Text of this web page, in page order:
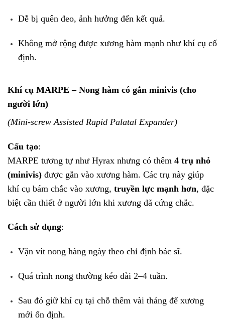
Dễ bị quên đeo, ảnh hưởng đến kết quả.
Không mở rộng được xương hàm mạnh như khí cụ cố
định.
Khí cụ MARPE – Nong hàm có gắn minivis (cho
người lớn)
(Mini-screw Assisted Rapid Palatal Expander)
Cấu tạo:
MARPE tương tự như Hyrax nhưng có thêm 4 trụ nhỏ
(minivis) được gắn vào xương hàm. Các trụ này giúp
khí cụ bám chắc vào xương, truyền lực mạnh hơn, đặc
biệt cần thiết ở người lớn khi xương đã cứng chắc.
Cách sử dụng:
Vặn vít nong hàng ngày theo chỉ định bác sĩ.
Quá trình nong thường kéo dài 2–4 tuần.
Sau đó giữ khí cụ tại chỗ thêm vài tháng để xương
mới ổn định.